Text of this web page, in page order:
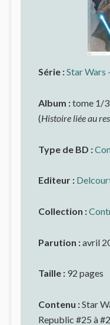
Série :Star Wars
Album :tome 1/
(Histoire liée au
Type de BD :
Editeur :
Collection :
Parution :avril
Taille : 92 pages
Contenu :Star
Republic #25 à